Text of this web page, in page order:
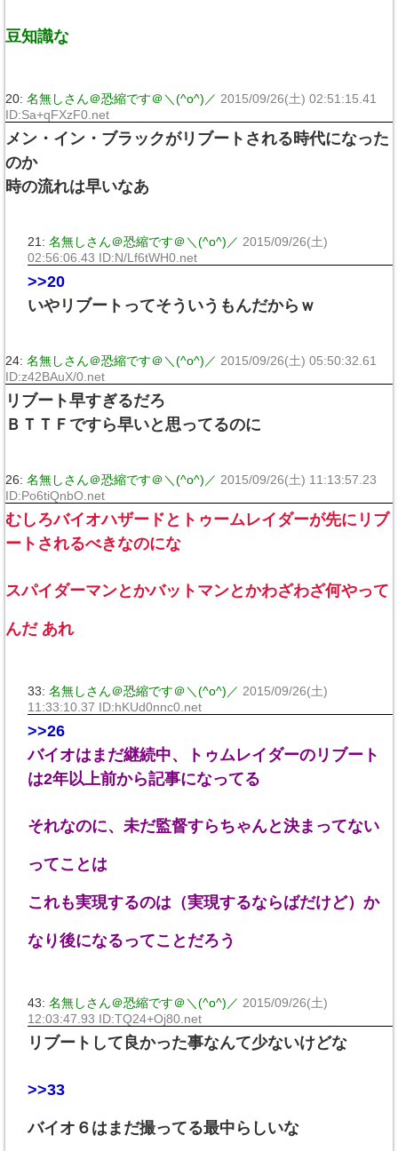
豆知識な
20: 名無しさん＠恐縮です＠＼(^o^)／ 2015/09/26(土) 02:51:15.41
ID:Sa+qFXzF0.net
メン・イン・ブラックがリブートされる時代になった
のか
時の流れは早いなあ
21: 名無しさん＠恐縮です＠＼(^o^)／ 2015/09/26(土)
02:56:06.43 ID:N/Lf6tWH0.net
>>20
いやリブートってそういうもんだからｗ
24: 名無しさん＠恐縮です＠＼(^o^)／ 2015/09/26(土) 05:50:32.61
ID:z42BAuX/0.net
リブート早すぎるだろ
ＢＴＴＦですら早いと思ってるのに
26: 名無しさん＠恐縮です＠＼(^o^)／ 2015/09/26(土) 11:13:57.23
ID:Po6tiQnbO.net
むしろバイオハザードとトゥームレイダーが先にリブ
ートされるべきなのにな
スパイダーマンとかバットマンとかわざわざ何やって
んだ あれ
33: 名無しさん＠恐縮です＠＼(^o^)／ 2015/09/26(土)
11:33:10.37 ID:hKUd0nnc0.net
>>26
バイオはまだ継続中、トゥムレイダーのリブート
は2年以上前から記事になってる
それなのに、未だ監督すらちゃんと決まってない
ってことは
これも実現するのは（実現するならばだけど）か
なり後になるってことだろう
43: 名無しさん＠恐縮です＠＼(^o^)／ 2015/09/26(土)
12:03:47.93 ID:TQ24+Oj80.net
リブートして良かった事なんて少ないけどな
>>33
バイオ６はまだ撮ってる最中らしいな